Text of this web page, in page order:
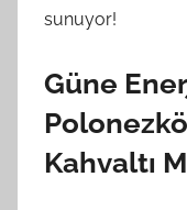
sunuyor!
Güne
Kahvaltı